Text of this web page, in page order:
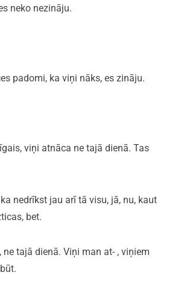
neko nezināju.
padomi, ka viņi nāks, es zināju.
viņi atnāca ne tajā dienā. Tas
nedrīkst jau arī tā visu, jā, nu, kaut
bet.
tajā dienā. Viņi man at- , viņiem